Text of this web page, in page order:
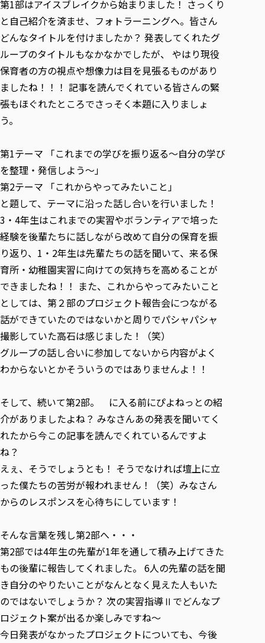
放射線モニタリング測定結果（国見キャンパス）
情報公開規程
総合福祉学研究科 社会福祉学専攻 修士課程
総合福祉学研究科 社会福祉学専攻 博士課程
総合福祉学研究科 福祉心理学専攻 修士課程
教育学研究科 教育学専攻 修士課程
通信教育部
通信制大学院 総合福祉学研究科 社会福祉学専攻 修士課程
通信制大学院 総合福祉学研究科 福祉心理学専攻 修士課程
カリキュラム（学部・大学院）
その他の就学機会
学びの特徴
初年次教育（リエゾンゼミⅠ）
実学臨床教育（総合福祉学部のみ履修可能）
教育実践活動（教育学科学生のみ受講可能）
禅のこころ
学びのサポート
学びのサポート
学費（学部学科）
授業料減免・奨学金等
宿舎の紹介
学生生活サポート
学生自主活動支援
社会人学生の育児支援（一時預かり）
学生総合補償制度
スポーツ傷害保険
東北福祉大学求人・インターンシップ検索サイト（キャリタス
卒業生の方
卒業後のキャリア支援体制
在学生による訪問、情報提供へのご協力のお願い
卒業生アンケート
よくあるご質問
東北福祉大学のDNA
在学生インタビュー
学生支援センター国際交流の活動
スタッフ紹介
ニュース一覧
研究紀要
教職研究
東北福祉大学教育・教職センター特別支援教育研究年報一覧
芹沢銈介美術工芸館年報
東北福祉大学機関リポジトリ
東北福祉大学オープンアクセス方針
産学・産学官連携
産学・産学官連携
「高齢者のフレイル予防及びデジタルデバイド解消に向けた産
学生参加 × 産学官連携 ～ 「行学一如」の実践
社会貢献・地域連携活動
社会貢献・地域連携活動
社会貢献への取り組み
社会貢献・地域連携活動報告書
各種社会貢献活動の窓口
JICA草の根技術協力事業
被災地の子ども支援活動
生涯学習・社会人講座
自治体・団体等との主な協定
研究者のご紹介
月例TFU実学臨床研究セミナー
特別支援教育研究室
TFU教育フォーラム
施設利用
同窓会
学内ポータルシステム
Universal Passport
第1部はアイスブレイクから始まりました！ さっくり
と自己紹介を済ませ、フォトラーニングへ。皆さん
どんなタイトルを付けましたか？ 発表してくれたグ
ループのタイトルもなかなかでしたが、 やはり現役
保育者の方の視点や想像力は目を見張るものがあり
ましたね！！！ 記事を読んでくれている皆さんの緊
張もほぐれたところでさっそく本題に入りましょ
う。
第1テーマ 「これまでの学びを振り返る～自分の学び
を整理・発信しよう～」
第2テーマ 「これからやってみたいこと」
と題して、テーマに沿った話し合いを行いました！
3・4年生はこれまでの実習やボランティアで培った
経験を後輩たちに話しながら改めて自分の保育を振
り返り、1・2年生は先輩たちの話を聞いて、来る保
育所・幼稚園実習に向けての気持ちを高めることが
できましたね！！ また、これからやってみたいこと
としては、第２部のプロジェクト報告会につながる
話ができていたのではないかと周りでパシャパシャ
撮影していた高石は感じました！（笑）
グループの話し合いに参加してないから内容がよく
わからないとかそういうのではありませんよ！！
そして、続いて第2部。 に入る前にぴよねっとの紹
介がありましたよね？ みなさんあの発表を聞いてく
れたから今この記事を読んでくれているんですよ
ね？
えぇ、そうでしょうとも！ そうでなければ壇上に立
った僕たちの苦労が報われません！（笑）みなさん
からのレスポンスを心待ちにしています！
そんな言葉を残し第2部へ・・・
第2部では4年生の先輩が1年を通して積み上げてきた
もの後輩に報告してくれました。 6人の先輩の話を聞
き自分のやりたいことがなんとなく見えた人もいた
のではないでしょうか？ 次の実習指導Ⅱでどんなプ
ロジェクト案が出るか楽しみですね～
今日発表がなかったプロジェクトについても、今後